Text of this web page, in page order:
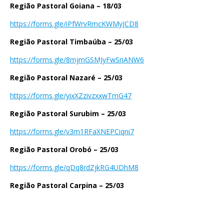
Região Pastoral Goiana – 18/03
https://forms.gle/iPfWrvRmcKWMyJCD8
Região Pastoral Timbaúba – 25/03
https://forms.gle/8mjmGSMJyFwSnANW6
Região Pastoral Nazaré – 25/03
https://forms.gle/yixXZzivzxxwTmG47
Região Pastoral Surubim – 25/03
https://forms.gle/v3m1RFaXNEPCiqni7
Região Pastoral Orobó – 25/03
https://forms.gle/qDq8rdZjkRG4UDhM8
Região Pastoral Carpina – 25/03